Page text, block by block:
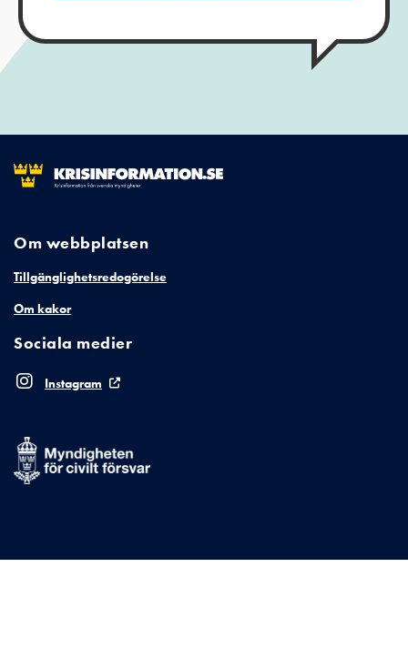
Om webbplatsen
Tillgänglighetsredogörelse
Om kakor
Sociala medier
Instagram